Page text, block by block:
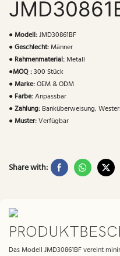
●Modell:JMD30861BF
●Geschlecht:Männer
● Rahmenmaterial:Metall
●MOQ :300 Stück
●Marke:OEM & ODM
● Farbe:Anpassbar
●Zahlung: Banküberweisung,
●Muster:Verfügbar
Share with:
Das Modell JMD30861BF vereint